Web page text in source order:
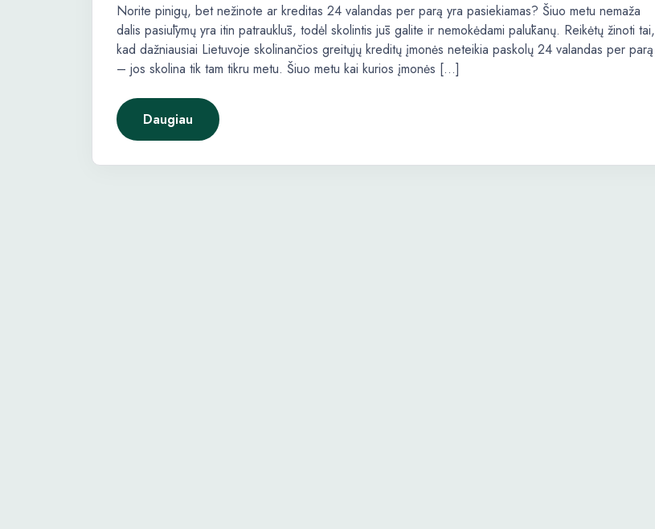
Norite pinigų, bet nežinote ar kreditas 24 valandas per parą yra pasiekiamas? Šiuo metu nemaža
dalis pasiūlymų yra itin patrauklūs, todėl skolintis jūs galite ir nemokėdami palūkanų. Reikėtų žinoti tai,
kad dažniausiai Lietuvoje skolinančios greitųjų kreditų įmonės neteikia paskolų 24 valandas per parą
– jos skolina tik tam tikru metu. Šiuo metu kai kurios įmonės […]
Daugiau